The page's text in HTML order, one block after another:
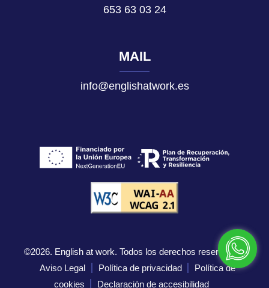
653 63 03 24
MAIL
info@englishatwork.es
©2026. English at work. Todos los derechos reservados.
Aviso Legal
Política de privacidad
Política de
cookies
Declaración de accesibilidad